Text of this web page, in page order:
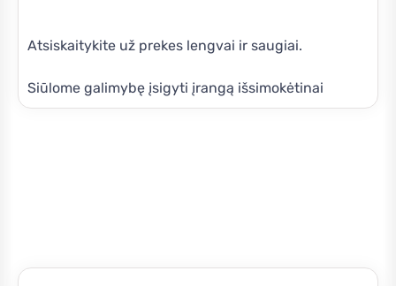
Atsiskaitykite už prekes lengvai ir saugiai.
Siūlome galimybę įsigyti įrangą išsimokėtinai